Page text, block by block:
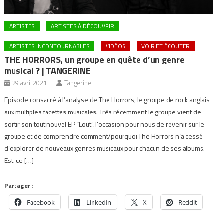
ARTISTES ARTISTES À DÉCOUVRIR
ARTISTES INCONTOURNABLES VIDÉOS VOIR ET ÉCOUTER
THE HORRORS, un groupe en quête d’un genre
musical ? | TANGERINE
29 avril 2021 Tangerine
Episode consacré à l’analyse de The Horrors, le groupe de rock anglais
aux multiples facettes musicales. Très récemment le groupe vient de
sortir son tout nouvel EP “Lout”, l’occasion pour nous de revenir sur le
groupe et de comprendre comment/pourquoi The Horrors n‘a cessé
d’explorer de nouveaux genres musicaux pour chacun de ses albums.
Est-ce […]
Partager :
Facebook LinkedIn X Reddit